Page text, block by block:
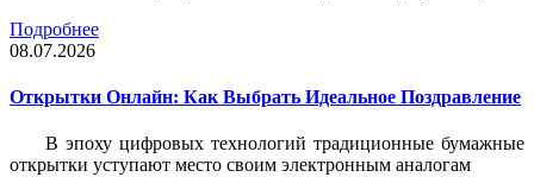
Подробнее
08.07.2026
Открытки Онлайн: Как Выбрать Идеальное Поздравление
В эпоху цифровых технологий традиционные бумажные
открытки уступают место своим электронным аналогам